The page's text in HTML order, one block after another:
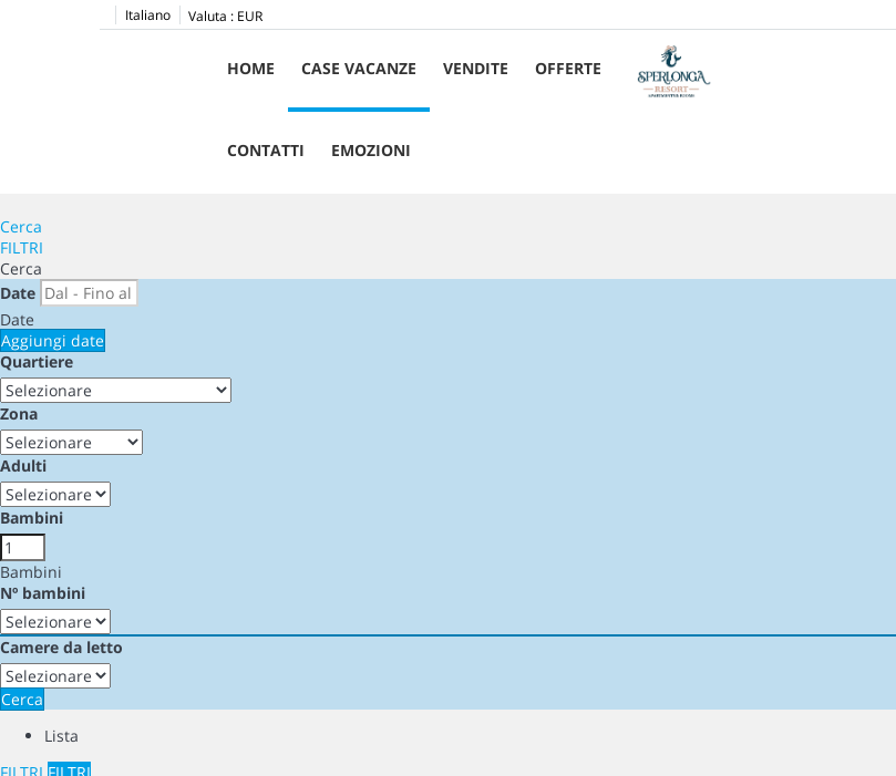
Italiano Valuta : EUR
HOME CASE VACANZE VENDITE OFFERTE
CONTATTI EMOZIONI
Cerca
FILTRI
Cerca
Date
Date
Aggiungi date
Quartiere
Zona
Adulti
Bambini
Bambini
Nº bambini
Camere da letto
Cerca
Lista